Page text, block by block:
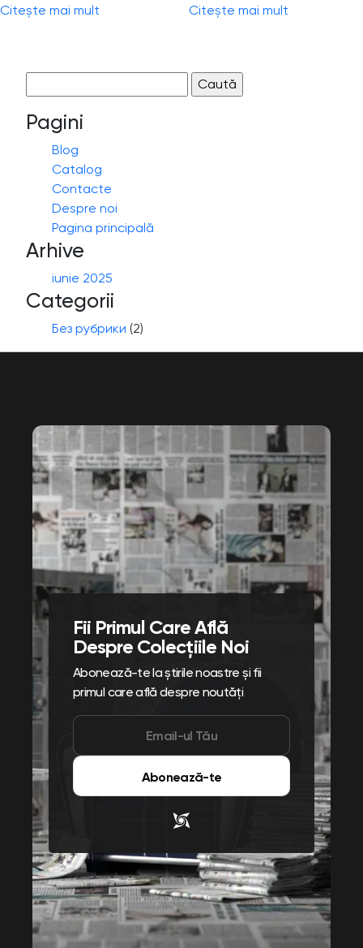
Citește mai mult Citește mai mult
după:
Pagini
Blog
Catalog
Contacte
Despre noi
Pagina principală
Arhive
iunie 2025
Categorii
Без рубрики (2)
Fii Primul Care Află
Despre Colecțiile Noi
Abonează-te la știrile noastre și fii
primul care află despre noutăți
Abonează-te